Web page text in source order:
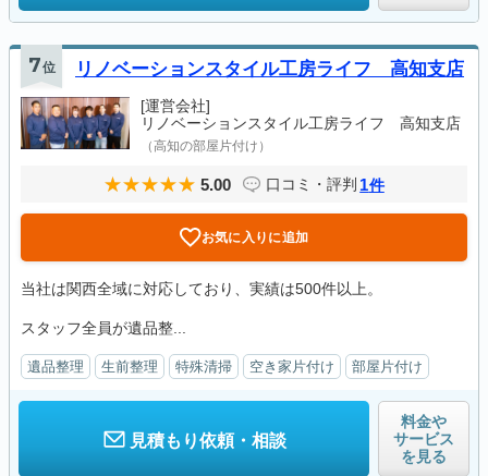
7位 リノベーションスタイル工房ライフ 高知支店
[運営会社]
リノベーションスタイル工房ライフ 高知支店
（高知の部屋片付け）
5.00 口コミ・評判 1件
お気に入りに追加
当社は関西全域に対応しており、実績は500件以上。
スタッフ全員が遺品整...
遺品整理 生前整理 特殊清掃 空き家片付け 部屋片付け
見積もり依頼・相談
料金や
サービス
を見る